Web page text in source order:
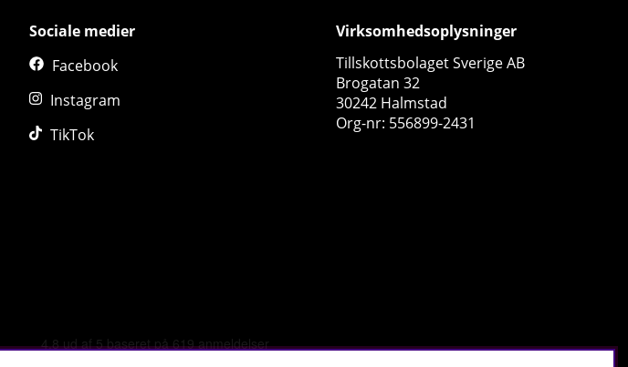
Sociale medier
Facebook
Instagram
TikTok
Virksomhedsoplysninger
Tillskottsbolaget Sverige AB
Brogatan 32
30242 Halmstad
Org-nr: 556899-2431